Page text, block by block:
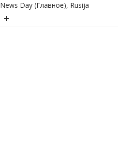
News Day (Главное), Rusija